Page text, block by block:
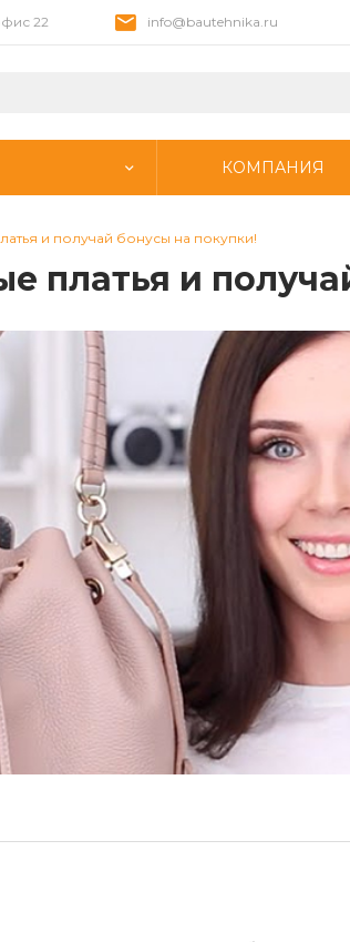
22 info@bautehnika.ru
КОМПАНИЯ
и получай бонусы на покупки!
платья и